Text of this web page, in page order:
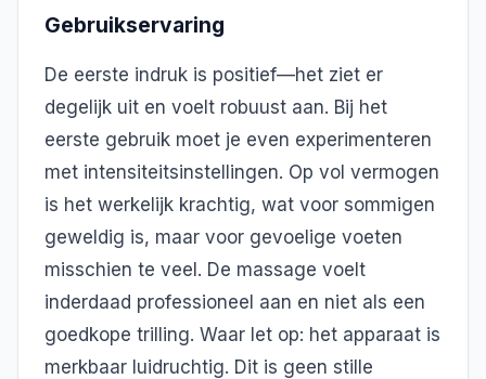
Gebruikservaring
De eerste indruk is positief—het ziet er
degelijk uit en voelt robuust aan. Bij het
eerste gebruik moet je even experimenteren
met intensiteitsinstellingen. Op vol vermogen
is het werkelijk krachtig, wat voor sommigen
geweldig is, maar voor gevoelige voeten
misschien te veel. De massage voelt
inderdaad professioneel aan en niet als een
goedkope trilling. Waar let op: het apparaat is
merkbaar luidruchtig. Dit is geen stille